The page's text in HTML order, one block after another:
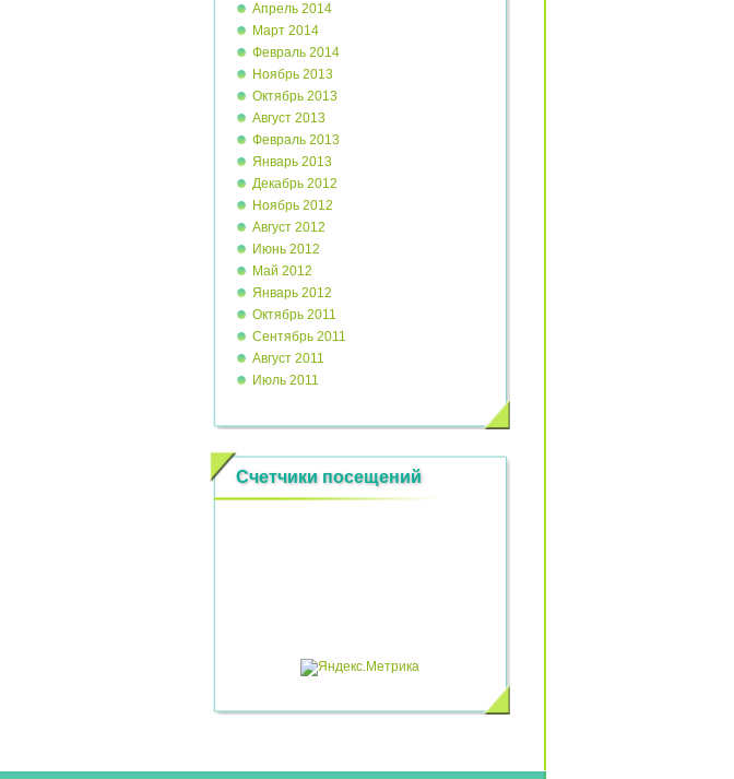
Апрель 2014
Март 2014
Февраль 2014
Ноябрь 2013
Октябрь 2013
Август 2013
Февраль 2013
Январь 2013
Декабрь 2012
Ноябрь 2012
Август 2012
Июнь 2012
Май 2012
Январь 2012
Октябрь 2011
Сентябрь 2011
Август 2011
Июль 2011
Счетчики посещений